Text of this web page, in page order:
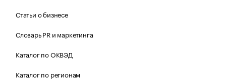
Статьи о бизнесе
Словарь PR и маркетинга
Каталог по ОКВЭД
Каталог по регионам